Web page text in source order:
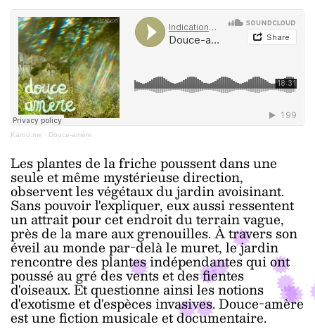
Karoo.me · Douce-amère
Les plantes de la friche poussent dans une
seule et même mystérieuse direction,
observent les végétaux du jardin avoisinant.
Sans pouvoir l'expliquer, eux aussi ressentent
un attrait pour cet endroit du terrain vague,
près de la mare aux grenouilles. À travers son
éveil au monde par-delà le muret, le jardin
rencontre des plantes indépendantes qui ont
poussé au gré des vents et des fientes
d'oiseaux. Et questionne ainsi les notions
d'exotisme et d'espèces invasives. Douce-amère
est une fiction musicale et documentaire.